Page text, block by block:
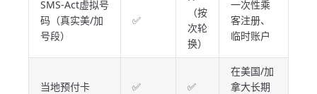
SMS-Act虚拟号
码（真实美/加
号段）
✅
（按
次轮
换）
一次性乘
客注册、
临时账户
当地预付卡 ✅ ✅
在美国/加
拿大长期